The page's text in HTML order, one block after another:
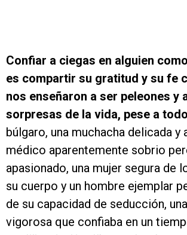
Confiar a ciegas en alguien
es compartir su gratitud y su fe
nos enseñaron a ser peleones y
sorpresas de la vida, pese a todo
búlgaro, una muchacha delicada y
médico aparentemente sobrio
apasionado, una mujer segura de
su cuerpo y un hombre ejemplar
de su capacidad de seducción,
vigorosa que confiaba en un